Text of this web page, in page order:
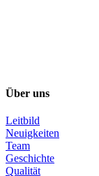
Über uns
Leitbild
Neuigkeiten
Team
Geschichte
Qualität